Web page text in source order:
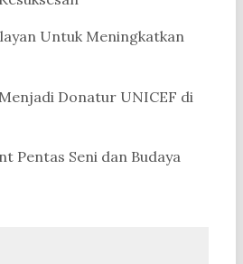
Untuk Meningkatkan
Donatur UNICEF di
Pentas Seni dan Budaya